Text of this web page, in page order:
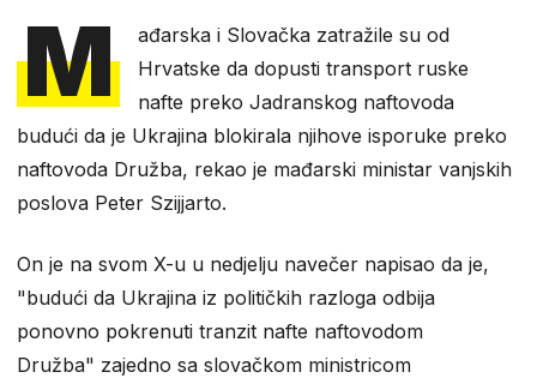
M
ađarska i Slovačka zatražile su od
Hrvatske da dopusti transport ruske
nafte preko Jadranskog naftovoda
budući da je Ukrajina blokirala njihove isporuke preko
naftovoda Družba, rekao je mađarski ministar vanjskih
poslova Peter Szijjarto.
On je na svom X-u u nedjelju navečer napisao da je,
"budući da Ukrajina iz političkih razloga odbija
ponovno pokrenuti tranzit nafte naftovodom
Družba" zajedno sa slovačkom ministricom